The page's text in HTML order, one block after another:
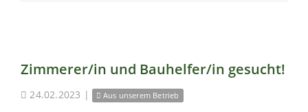
Zimmerer/in und Bauhelfer/in gesucht!
24.02.2023 | Aus unserem Betrieb